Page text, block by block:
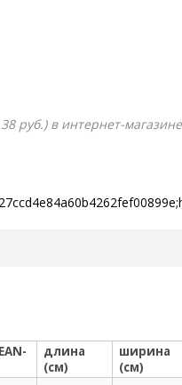
руб.) в интернет-
длина
(см)
ширина
(см)